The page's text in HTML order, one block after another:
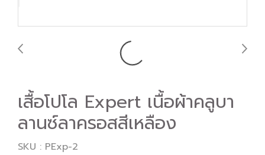
เสื้อโปโล Expert เนื้อผ้าคลูบา
ลานซ์ลาครอสสีเหลือง
SKU : PExp-2